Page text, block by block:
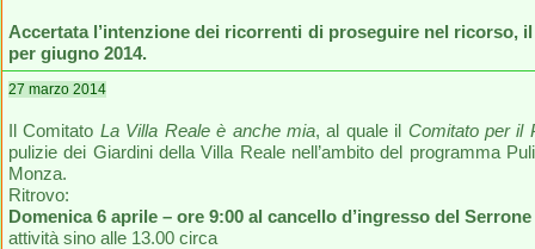
Accertata l’intenzione dei ricorrenti di proseguire nel ricorso,
per giugno 2014.
27 marzo 2014
Il Comitato La Villa Reale è anche mia, al quale il Comitato per il
pulizie dei Giardini della Villa Reale nell’ambito del programma
Monza.
Ritrovo:
Domenica 6 aprile – ore 9:00 al cancello d’ingresso del Serrone
attività sino alle 13.00 circa